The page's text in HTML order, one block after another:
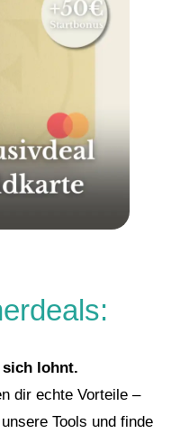
sich lohnt.
dir echte Vorteile –
Tools und finde